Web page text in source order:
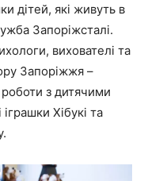
дітей, які живуть в
Запоріжсталі.
вихователі та
Запоріжжя –
з дитячими
Хібукі та